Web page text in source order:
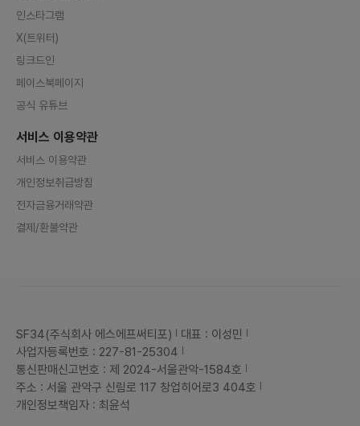
인스타그램
X(트위터)
링크드인
페이스북페이지
공식 유튜브
서비스 이용약관
서비스 이용약관
개인정보취급방침
전자금융거래약관
결제/환불약관
SF34(주식회사 에스에프써티포)
대표 : 이성민
사업자등록번호 : 227-81-25304
통신판매신고번호 : 제 2024-서울관악-1584호
주소 : 서울 관악구 신림로 117 창업히어로3 404호
개인정보책임자 : 최윤석